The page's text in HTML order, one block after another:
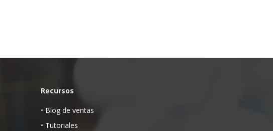
Recursos
• Blog de ventas
• Tutoriales